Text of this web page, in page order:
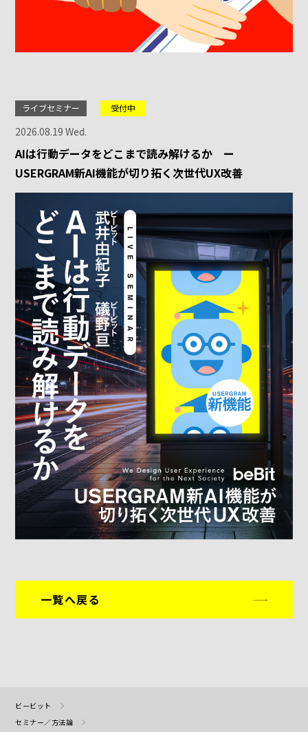
ライブセミナー 受付中
2026.08.19 Wed.
AIは行動データをどこまで読み解けるか ー
USERGRAM新AI機能が切り拓く次世代UX改善
一覧へ戻る
ビービット
セミナー／方法論